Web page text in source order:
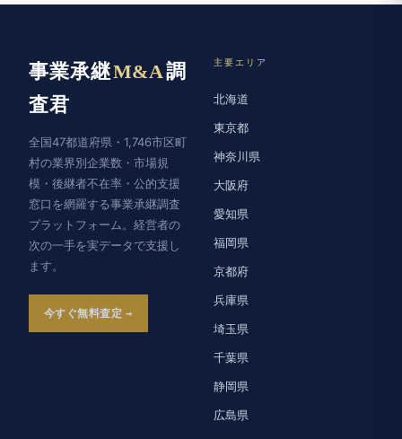
事業承継M&A調
査君
全国47都道府県・1,746市区町
村の業界別企業数・市場規
模・後継者不在率・公的支援
窓口を網羅する事業承継調査
プラットフォーム。経営者の
次の一手を実データで支援し
ます。
今すぐ無料査定
主要エリア
北海道
東京都
神奈川県
大阪府
愛知県
福岡県
京都府
兵庫県
埼玉県
千葉県
静岡県
広島県